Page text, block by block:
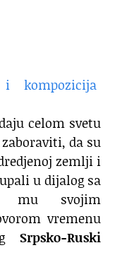
celom svetu
da su
zemlji i
u dijalog sa
mu svojim
vremenu
Srpsko-Ruski